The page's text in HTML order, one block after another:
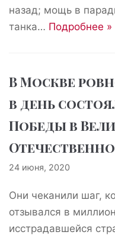
назад; мощь в
танка… Подробнее »
В Москве
в день
Победы в
24 июня, 2020
Они чеканили шаг,
отзывался в
исстрадавшейся